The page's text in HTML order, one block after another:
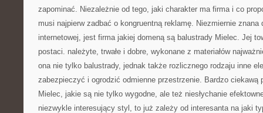
zapominać. Niezależnie od tego, jaki charakter ma firma i co
musi najpierw zadbać o kongruentną reklamę. Niezmiernie znana
internetowej, jest firma jakiej domeną są balustrady Mielec. Jej
postaci. należyte, trwałe i dobre, wykonane z materiałów
ona nie tylko balustrady, jednak także rozlicznego rodzaju inne
zabezpieczyć i ogrodzić odmienne przestrzenie. Bardzo ciekawą
Mielec, jakie są nie tylko wygodne, ale też niesłychanie
niezwykle interesujący styl, to już zależy od interesanta na jaki